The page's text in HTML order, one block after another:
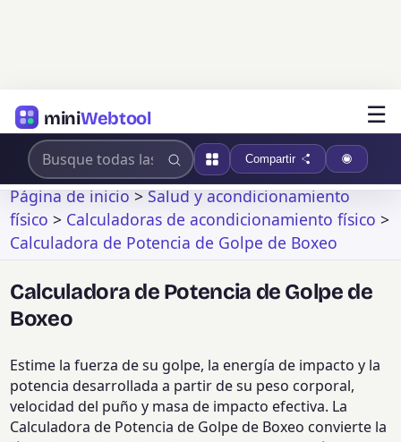
miniWebtool ☰
Compartir
Página de inicio>Salud y acondicionamiento
físico > Calculadoras de acondicionamiento físico >
Calculadora de Potencia de Golpe de Boxeo
Calculadora de Potencia de Golpe de
Boxeo
Estime la fuerza de su golpe, la energía de impacto y la
potencia desarrollada a partir de su peso corporal,
velocidad del puño y masa de impacto efectiva. La
Calculadora de Potencia de Golpe de Boxeo convierte la